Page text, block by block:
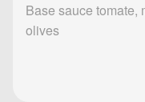
Base sauce tomate,
olives